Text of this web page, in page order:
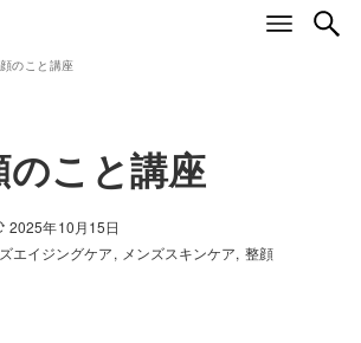
のこと講座
のこと講座
2025年10月15日
エイジングケア メンズスキンケア 整顔